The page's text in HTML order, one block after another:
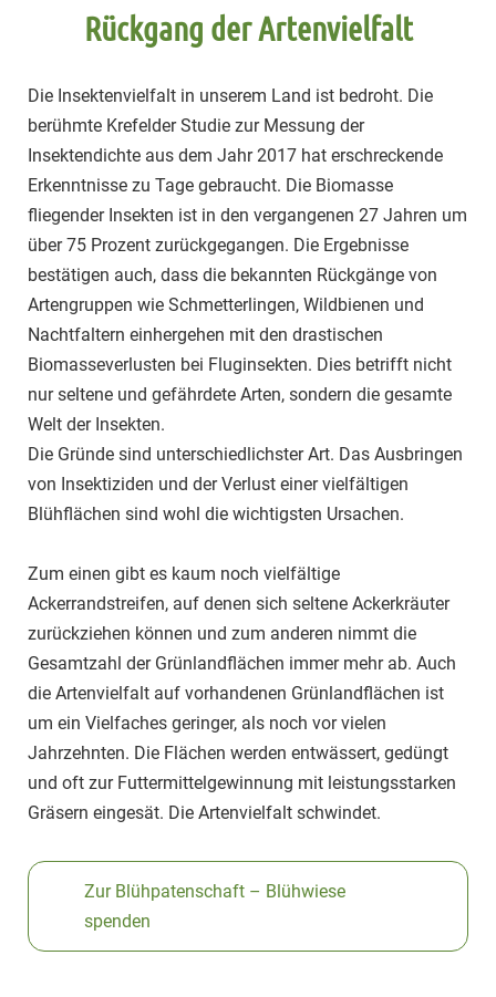
Rückgang der Artenvielfalt
Die Insektenvielfalt in unserem Land ist bedroht. Die
berühmte Krefelder Studie zur Messung der
Insektendichte aus dem Jahr 2017 hat erschreckende
Erkenntnisse zu Tage gebraucht. Die Biomasse
fliegender Insekten ist in den vergangenen 27 Jahren um
über 75 Prozent zurückgegangen. Die Ergebnisse
bestätigen auch, dass die bekannten Rückgänge von
Artengruppen wie Schmetterlingen, Wildbienen und
Nachtfaltern einhergehen mit den drastischen
Biomasseverlusten bei Fluginsekten. Dies betrifft nicht
nur seltene und gefährdete Arten, sondern die gesamte
Welt der Insekten.
Die Gründe sind unterschiedlichster Art. Das Ausbringen
von Insektiziden und der Verlust einer vielfältigen
Blühflächen sind wohl die wichtigsten Ursachen.
Zum einen gibt es kaum noch vielfältige
Ackerrandstreifen, auf denen sich seltene Ackerkräuter
zurückziehen können und zum anderen nimmt die
Gesamtzahl der Grünlandflächen immer mehr ab. Auch
die Artenvielfalt auf vorhandenen Grünlandflächen ist
um ein Vielfaches geringer, als noch vor vielen
Jahrzehnten. Die Flächen werden entwässert, gedüngt
und oft zur Futtermittelgewinnung mit leistungsstarken
Gräsern eingesät. Die Artenvielfalt schwindet.
Zur Blühpatenschaft – Blühwiese
spenden